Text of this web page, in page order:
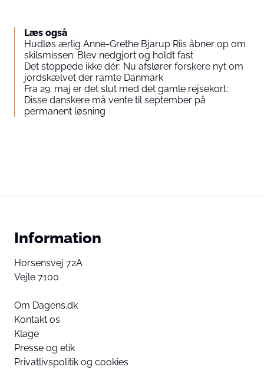
Læs også
Hudløs ærlig Anne-Grethe Bjarup Riis åbner op om
skilsmissen: Blev nedgjort og holdt fast
Det stoppede ikke dér: Nu afslører forskere nyt om
jordskælvet der ramte Danmark
Fra 29. maj er det slut med det gamle rejsekort:
Disse danskere må vente til september på
permanent løsning
Information
Horsensvej 72A
Vejle 7100
Om Dagens.dk
Kontakt os
Klage
Presse og etik
Privatlivspolitik og cookies